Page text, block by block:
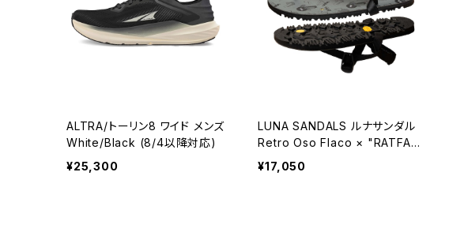
ALTRA/トーリン8 ワイド メンズ
White/Black (8/4以降対応)
¥25,300
LUNA SANDALS ルナサンダル
Retro Oso Flaco × "RATFAC
E" by Ryuji Kamiyama
¥17,050